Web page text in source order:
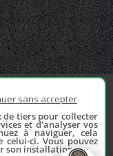
sans accepter
de tiers pour collecter
et d'analyser vos
à naviguer, cela
ci. Vous pouvez
son installation.